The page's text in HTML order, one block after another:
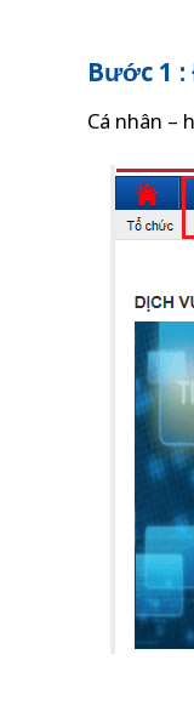
Bước 1
Cá nhân